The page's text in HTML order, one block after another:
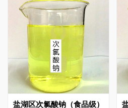
盐湖区次氯酸钠（食品级）